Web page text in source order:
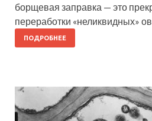
борщевая заправка — это
переработки «неликвидных»
ПОДРОБНЕЕ